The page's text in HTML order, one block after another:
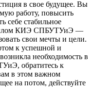
в свое будущее. Вы
работу, повысить
себе стабильное
КИЭ СПБУТУиЭ —
свои мечты и цели.
к успешной и
необходимость в
обратитесь к
в этом важном
на потом, действуйте